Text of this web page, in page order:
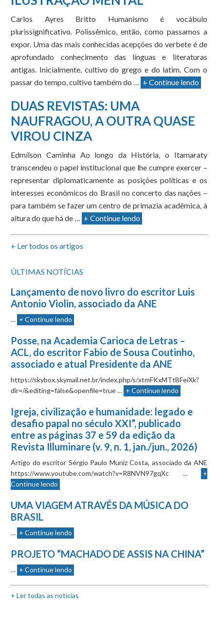
Carlos Ayres Britto Humanismo é vocábulo
plurissignificativo. Polissêmico, então, como passamos a
expor. Uma das mais conhecidas acepções do verbete é de
aprofundado conhecimento das línguas e literaturas
antigas. Inicialmente, cultivo do grego e do latim. Com o
passar do tempo, cultivo também do … + Continue lendo
DUAS REVISTAS: UMA
NAUFRAGOU, A OUTRA QUASE
VIROU CINZA
Edmílson Caminha Ao longo da História, o Itamaraty
transcendeu o papel institucional que lhe cumpre exercer –
representar diplomaticamente as posições políticas e os
interesses econômicos do Brasil no concerto das nações –
para também se fazer um centro de primazia acadêmica, à
altura do que há de … + Continue lendo
+ Ler todos os artigos
ÚLTIMAS NOTÍCIAS
Lançamento de novo livro do escritor Luis
Antonio Violin, associado da ANE
… + Continue lendo
Posse, na Academia Carioca de Letras –
ACL, do escritor Fabio de Sousa Coutinho,
associado e atual Presidente da ANE
https://skybox.skymail.net.br/index.php/s/xtmFKxMTtBFeiXk?
dir=/&editing=false&openfile=true … + Continue lendo
Igreja, civilização e humanidade: legado e
desafio papal no século XXI”, publicado
entre as páginas 37 e 59 da edição da
Revista Illuminare (v. 9, n. 1, jan./jun., 2026)
Artigo do escritor Sérgio Paulo Muniz Costa, associado da ANE
https://www.youtube.com/watch?v=R8NVN97gqXc …
+
Continue lendo
UMA VIAGEM ATRAVÉS DA MÚSICA DO
BRASIL
… + Continue lendo
PROJETO “MACHADO DE ASSIS NA CHINA”
… + Continue lendo
+ Ler todas as notícias